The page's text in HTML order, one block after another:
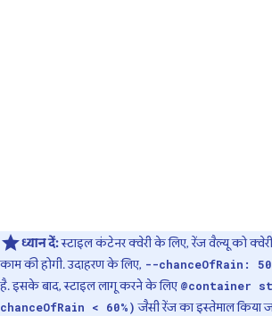
ध्यान दें:स्टाइल कंटेनर क्वेरी के लिए, रेंज वैल्यू को
काम की होगी. उदाहरण के लिए, --chanceOfRain:
है. इसके बाद, स्टाइल लागू करने के लिए @container
chanceOfRain < 60%) जैसी रेंज का इस्तेमाल किया